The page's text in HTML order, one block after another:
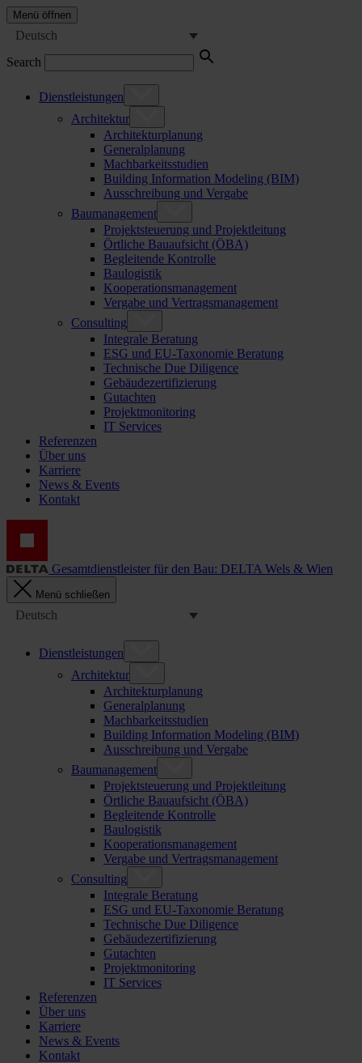
Menü öffnen
Deutsch
Search
Dienstleistungen
Architektur
Architekturplanung
Generalplanung
Machbarkeitsstudien
Building Information Modeling (BIM)
Ausschreibung und Vergabe
Baumanagement
Projektsteuerung und Projektleitung
Örtliche Bauaufsicht (ÖBA)
Begleitende Kontrolle
Baulogistik
Kooperationsmanagement
Vergabe und Vertragsmanagement
Consulting
Integrale Beratung
ESG und EU-Taxonomie Beratung
Technische Due Diligence
Gebäudezertifizierung
Gutachten
Projektmonitoring
IT Services
Referenzen
Über uns
Karriere
News & Events
Kontakt
Gesamtdienstleister für den Bau: DELTA Wels & Wien
Menü schließen
Deutsch
Dienstleistungen
Architektur
Architekturplanung
Generalplanung
Machbarkeitsstudien
Building Information Modeling (BIM)
Ausschreibung und Vergabe
Baumanagement
Projektsteuerung und Projektleitung
Örtliche Bauaufsicht (ÖBA)
Begleitende Kontrolle
Baulogistik
Kooperationsmanagement
Vergabe und Vertragsmanagement
Consulting
Integrale Beratung
ESG und EU-Taxonomie Beratung
Technische Due Diligence
Gebäudezertifizierung
Gutachten
Projektmonitoring
IT Services
Referenzen
Über uns
Karriere
News & Events
Kontakt